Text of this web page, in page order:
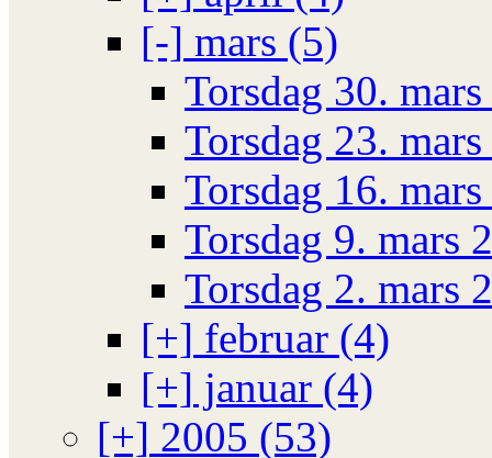
[-] mars (5)
Torsdag 30.
Torsdag 23.
Torsdag 16.
Torsdag 9. mars
Torsdag 2. mars
[+] februar (4)
[+] januar (4)
[+] 2005 (53)